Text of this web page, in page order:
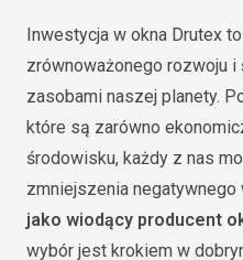
Inwestycja w okna Drutex
zrównoważonego rozwoju
zasobami naszej planety.
które są zarówno
środowisku, każdy z nas
zmniejszenia negatywnego
jako wiodący producent
wybór jest krokiem w